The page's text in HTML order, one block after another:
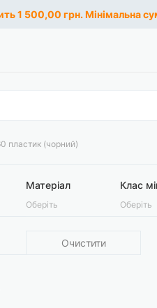
1 500,00 грн. Мінімальна
пластик (чорний)
Матеріал
Оберіть
Клас
Оберіть
Очистити